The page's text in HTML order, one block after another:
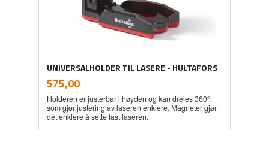
UNIVERSALHOLDER TIL LASERE - HULTAFORS
Pris
575,00mva.
Holderen er justerbar i høyden og kan dreies 360°,
som gjør justering av laseren enklere. Magneter gjør
det enklere å sette fast laseren.